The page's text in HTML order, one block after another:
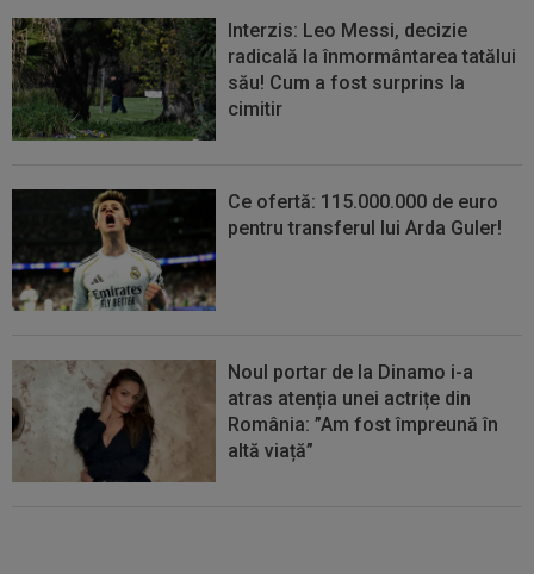
Interzis: Leo Messi, decizie
radicală la înmormântarea tatălui
său! Cum a fost surprins la
cimitir
Ce ofertă: 115.000.000 de euro
pentru transferul lui Arda Guler!
Noul portar de la Dinamo i-a
atras atenția unei actrițe din
România: ”Am fost împreună în
altă viață”